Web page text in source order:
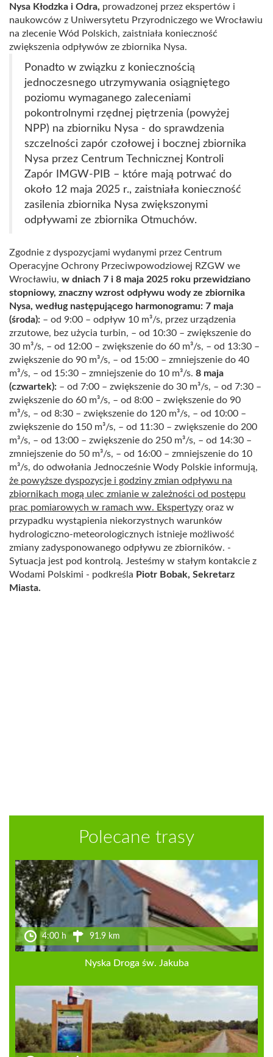
Nysa Kłodzka i Odra, prowadzonej przez ekspertów i
naukowców z Uniwersytetu Przyrodniczego we Wrocławiu
na zlecenie Wód Polskich, zaistniała konieczność
zwiększenia odpływów ze zbiornika Nysa.
Ponadto w związku z koniecznością
jednoczesnego utrzymywania osiągniętego
poziomu wymaganego zaleceniami
pokontrolnymi rzędnej piętrzenia (powyżej
NPP) na zbiorniku Nysa - do sprawdzenia
szczelności zapór czołowej i bocznej zbiornika
Nysa przez Centrum Technicznej Kontroli
Zapór IMGW-PIB – które mają potrwać do
około 12 maja 2025 r., zaistniała konieczność
zasilenia zbiornika Nysa zwiększonymi
odpływami ze zbiornika Otmuchów.
Zgodnie z dyspozycjami wydanymi przez Centrum
Operacyjne Ochrony Przeciwpowodziowej RZGW we
Wrocławiu, w dniach 7 i 8 maja 2025 roku przewidziano
stopniowy, znaczny wzrost odpływu wody ze zbiornika
Nysa, według następującego harmonogramu: 7 maja
(środa): – od 9:00 – odpływ 10 m³/s, przez urządzenia
zrzutowe, bez użycia turbin, – od 10:30 – zwiększenie do
30 m³/s, – od 12:00 – zwiększenie do 60 m³/s, – od 13:30 –
zwiększenie do 90 m³/s, – od 15:00 – zmniejszenie do 40
m³/s, – od 15:30 – zmniejszenie do 10 m³/s. 8 maja
(czwartek): – od 7:00 – zwiększenie do 30 m³/s, – od 7:30 –
zwiększenie do 60 m³/s, – od 8:00 – zwiększenie do 90
m³/s, – od 8:30 – zwiększenie do 120 m³/s, – od 10:00 –
zwiększenie do 150 m³/s, – od 11:30 – zwiększenie do 200
m³/s, – od 13:00 – zwiększenie do 250 m³/s, – od 14:30 –
zmniejszenie do 50 m³/s, – od 16:00 – zmniejszenie do 10
m³/s, do odwołania Jednocześnie Wody Polskie informują,
że powyższe dyspozycje i godziny zmian odpływu na
zbiornikach mogą ulec zmianie w zależności od postępu
prac pomiarowych w ramach ww. Ekspertyzy oraz w
przypadku wystąpienia niekorzystnych warunków
hydrologiczno-meteorologicznych istnieje możliwość
zmiany zadysponowanego odpływu ze zbiorników. -
Sytuacja jest pod kontrolą. Jesteśmy w stałym kontakcie z
Wodami Polskimi - podkreśla Piotr Bobak, Sekretarz
Miasta.
Polecane trasy
4:00 h 91.9 km
Nyska Droga św. Jakuba